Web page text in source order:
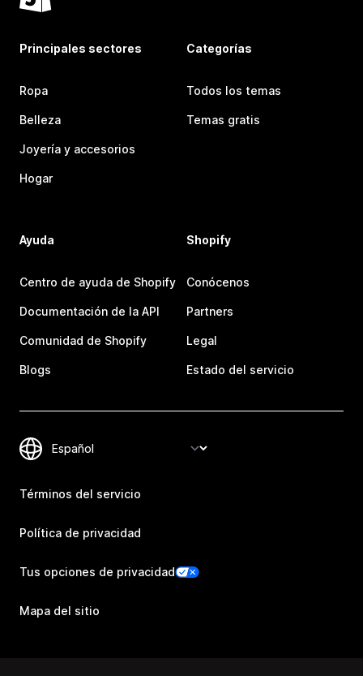
Principales sectores
Ropa
Belleza
Joyería y accesorios
Hogar
Categorías
Todos los temas
Temas gratis
Ayuda
Centro de ayuda de Shopify
Documentación de la API
Comunidad de Shopify
Blogs
Shopify
Conócenos
Partners
Legal
Estado del servicio
Términos del servicio
Política de privacidad
Tus opciones de privacidad
Mapa del sitio